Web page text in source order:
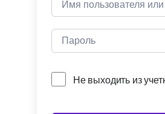
Не выходить из